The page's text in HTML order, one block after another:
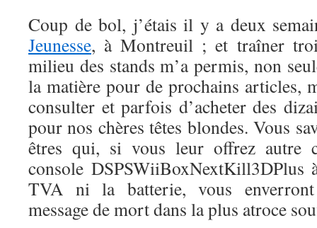
Coup de bol, j’étais il y a deux
Jeunesse, à Montreuil ; et traîner
milieu des stands m’a permis, non
la matière pour de prochains articles,
consulter et parfois d’acheter des
pour nos chères têtes blondes. Vous
êtres qui, si vous leur offrez autre
console DSPSWiiBoxNextKill3DPlus
TVA ni la batterie, vous enverront
message de mort dans la plus atroce